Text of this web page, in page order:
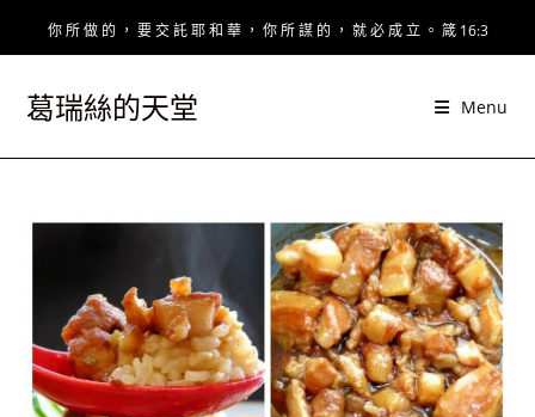
你 所 做 的 ， 要 交 託 耶 和 華 ， 你 所 謀 的 ， 就 必 成 立 。 箴 16:3
葛瑞絲的天堂 Menu